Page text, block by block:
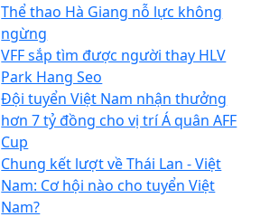
Thể thao Hà Giang nỗ lực không
ngừng
VFF sắp tìm được người thay HLV
Park Hang Seo
Đội tuyển Việt Nam nhận thưởng
hơn 7 tỷ đồng cho vị trí Á quân AFF
Cup
Chung kết lượt về Thái Lan - Việt
Nam: Cơ hội nào cho tuyển Việt
Nam?